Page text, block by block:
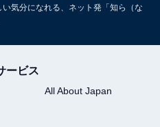
気分になれる、ネット発「知ら（な
ービス
All About Japan